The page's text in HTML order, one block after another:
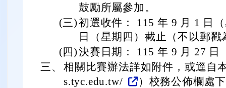
鼓勵所屬參加。
(三)初選收件： 115 年 9 月 1 日
日（星期四）截止（不以郵
(四)決賽日期： 115 年 9 月 27 日
三、 相關比賽辦法詳如附件，或逕自
s.tyc.edu.tw/
）校務公佈欄處